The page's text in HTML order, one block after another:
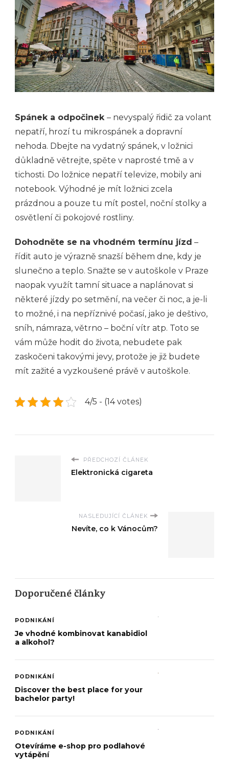
Spánek a odpočinek – nevyspalý řidič za volant
nepatří, hrozí tu mikrospánek a dopravní
nehoda. Dbejte na vydatný spánek, v ložnici
důkladně větrejte, spěte v naprosté tmě a v
tichosti. Do ložnice nepatří televize, mobily ani
notebook. Výhodné je mít ložnici zcela
prázdnou a pouze tu mít postel, noční stolky a
osvětlení či pokojové rostliny.
Dohodněte se na vhodném termínu jízd –
řídit auto je výrazně snazší během dne, kdy je
slunečno a teplo. Snažte se v autoškole v Praze
naopak využít tamní situace a naplánovat si
některé jízdy po setmění, na večer či noc, a je-li
to možné, i na nepříznivé počasí, jako je deštivo,
sníh, námraza, větrno – boční vítr atp. Toto se
vám může hodit do života, nebudete pak
zaskočeni takovými jevy, protože je již budete
mít zažité a vyzkoušené právě v autoškole.
4/5 - (14 votes)
PŘEDCHOZÍ ČLÁNEK
Elektronická cigareta
NASLEDUJÍCÍ ČLÁNEK
Nevíte, co k Vánocům?
Doporučené články
PODNIKÁNÍ
Je vhodné kombinovat kanabidiol
a alkohol?
PODNIKÁNÍ
Discover the best place for your
bachelor party!
PODNIKÁNÍ
Otevíráme e-shop pro podlahové
vytápění